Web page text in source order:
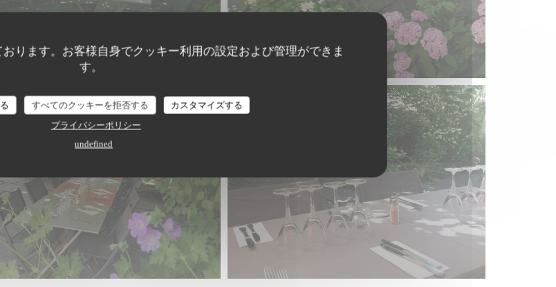
ります。お客様自身でクッキー利用の設定および管理ができま
す。
すべてのクッキーを拒否する
カスタマイズする
プライバシーポリシー
undefined